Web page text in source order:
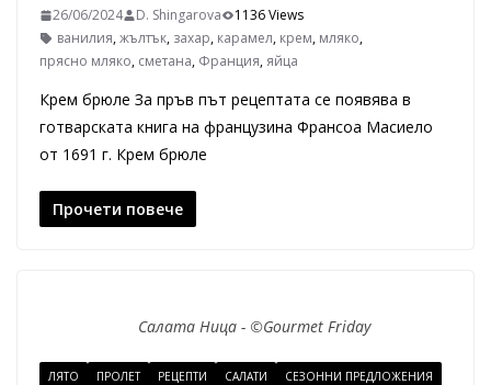
26/06/2024 D. Shingarova
1136 Views
ванилия,жълтък, захар, карамел, крем, мляко,
прясно мляко, сметана, Франция, яйца
Крем брюле За пръв път рецептата се появява в
готварската книга на французина Франсоа Масиело
от 1691 г. Крем брюле
Прочети повече
Салата Ница - ©Gourmet Friday
ЛЯТО ПРОЛЕТ РЕЦЕПТИ САЛАТИ СЕЗОННИ ПРЕДЛОЖЕНИЯ